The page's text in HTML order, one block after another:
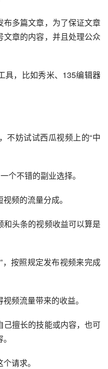
布多篇文章，为了保证文章
章的内容，并且处理公众
具，比如秀米、135编辑器
不妨试试西瓜视频上的“中
个不错的副业选择。
频的流量分成。
头条的视频收益可以算是
，按照规定发布视频来完成
频流量带来的收益。
擅长的技能或内容，也可
请求。